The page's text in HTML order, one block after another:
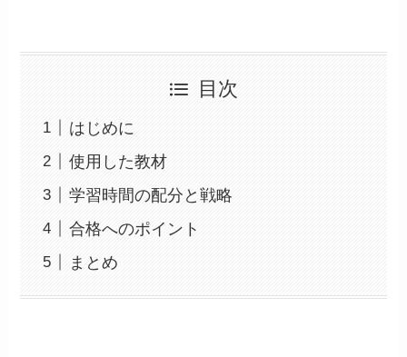
目次
はじめに
使用した教材
学習時間の配分と戦略
合格へのポイント
まとめ